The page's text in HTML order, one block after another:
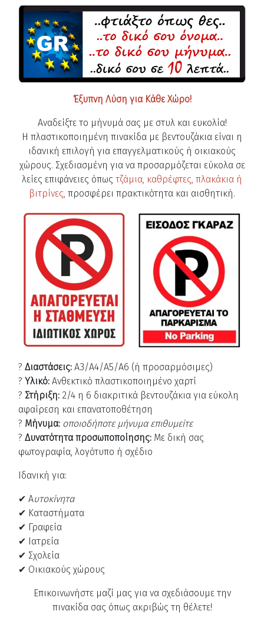
Έξυπνη Λύση για Κάθε Χώρο!
Αναδείξτε το μήνυμά σας με στυλ και ευκολία!
Η πλαστικοποιημένη πινακίδα με βεντουζάκια είναι η
ιδανική επιλογή για επαγγελματικούς ή οικιακούς
χώρους. Σχεδιασμένη για να προσαρμόζεται εύκολα σε
λείες επιφάνειες όπως τζάμια, καθρέφτες, πλακάκια ή
βιτρίνες, προσφέρει πρακτικότητα και αισθητική.
? Διαστάσεις: Α3/Α4/Α5/Α6 (ή προσαρμόσιμες)
? Υλικό: Ανθεκτικό πλαστικοποιημένο χαρτί
? Στήριξη: 2/4 η 6 διακριτικά βεντουζάκια για εύκολη
αφαίρεση και επανατοποθέτηση
? Μήνυμα: οποιοδήποτε μήνυμα επιθυμείτε
? Δυνατότητα προσωποποίησης: Με δική σας
φωτογραφία, λογότυπο ή σχέδιο
Ιδανική για:
✔ Αυτοκίνητα
✔ Καταστήματα
✔ Γραφεία
✔ Ιατρεία
✔ Σχολεία
✔ Οικιακούς χώρους
Επικοινωνήστε μαζί μας για να σχεδιάσουμε την
πινακίδα σας όπως ακριβώς τη θέλετε!